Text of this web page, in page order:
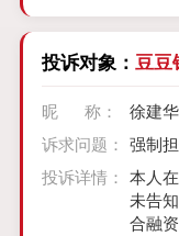
投诉对象： 豆豆
昵 称：
徐建华
诉求问题： 强制
投诉详情： 本人
未告
合融